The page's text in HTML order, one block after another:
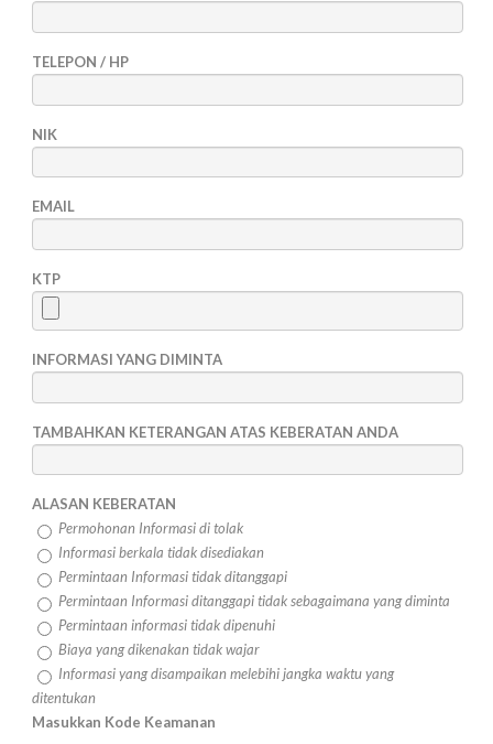
TELEPON / HP
NIK
EMAIL
KTP
INFORMASI YANG DIMINTA
TAMBAHKAN KETERANGAN ATAS KEBERATAN ANDA
ALASAN KEBERATAN
Permohonan Informasi di tolak
Informasi berkala tidak disediakan
Permintaan Informasi tidak ditanggapi
Permintaan Informasi ditanggapi tidak sebagaimana yang diminta
Permintaan informasi tidak dipenuhi
Biaya yang dikenakan tidak wajar
Informasi yang disampaikan melebihi jangka waktu yang
ditentukan
Masukkan Kode Keamanan